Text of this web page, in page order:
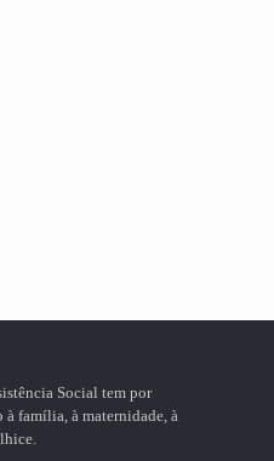
Social tem por
família, à maternidade, à